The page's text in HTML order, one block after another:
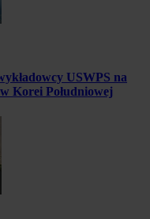
USWPS na
Korei Południowej